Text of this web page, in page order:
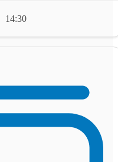
14:30